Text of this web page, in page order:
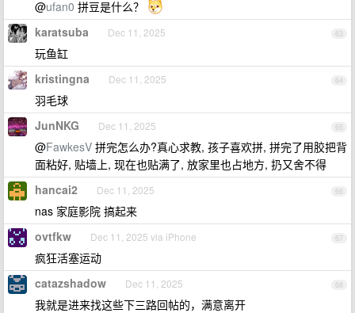
@ufan0 拼豆是什么？
63
karatsuba Dec 11, 2025
玩鱼缸
64
kristingna Dec 11, 2025
羽毛球
65
JunNKG Dec 11, 2025
@FawkesV 拼完怎么办?真心求教, 孩子喜欢拼, 拼完了用胶把背
面粘好, 贴墙上, 现在也贴满了, 放家里也占地方, 扔又舍不得
66
hancai2 Dec 11, 2025
nas 家庭影院 搞起来
67
ovtfkw Dec 11, 2025 via iPhone
疯狂活塞运动
68
catazshadow Dec 11, 2025
我就是进来找这些下三路回帖的，满意离开